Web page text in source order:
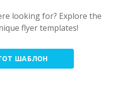
looking for? Explore the
flyer templates!
ШАБЛОН